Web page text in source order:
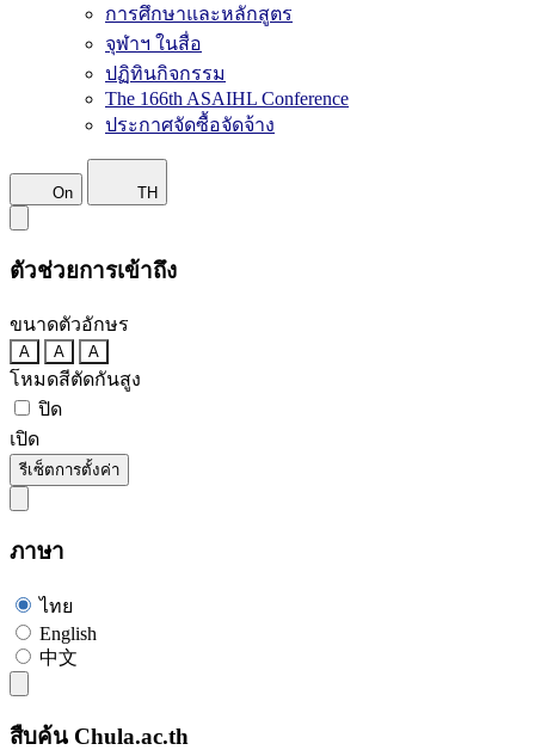
การศึกษาและหลักสูตร
จุฬาฯ ในสื่อ
ปฏิทินกิจกรรม
The 166th ASAIHL Conference
ประกาศจัดซื้อจัดจ้าง
On TH
ตัวช่วยการเข้าถึง
ขนาดตัวอักษร
A A A
โหมดสีตัดกันสูง
ปิด
เปิด
รีเซ็ตการตั้งค่า
ภาษา
ไทย
English
中文
สืบค้น Chula.ac.th